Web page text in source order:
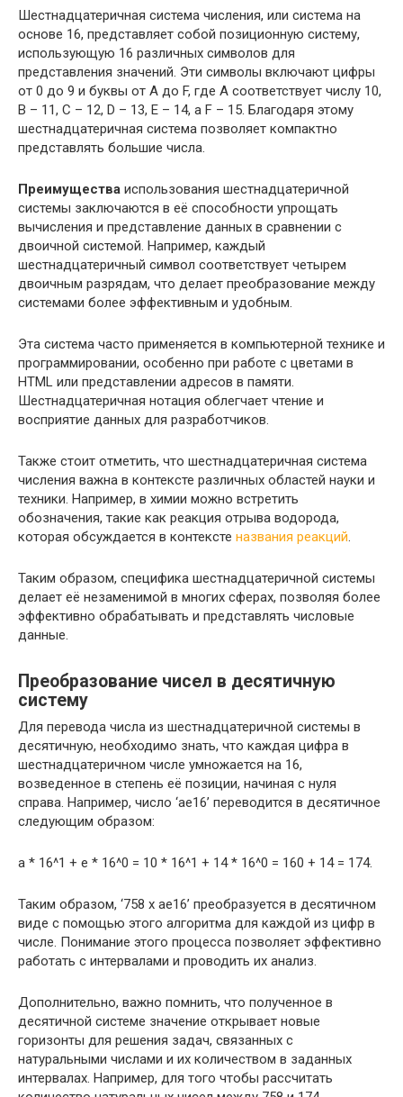
Шестнадцатеричная система числения, или система на
основе 16, представляет собой позиционную систему,
использующую 16 различных символов для
представления значений. Эти символы включают цифры
от 0 до 9 и буквы от A до F, где A соответствует числу 10,
B – 11, C – 12, D – 13, E – 14, а F – 15. Благодаря этому
шестнадцатеричная система позволяет компактно
представлять большие числа.
Преимущества использования шестнадцатеричной
системы заключаются в её способности упрощать
вычисления и представление данных в сравнении с
двоичной системой. Например, каждый
шестнадцатеричный символ соответствует четырем
двоичным разрядам, что делает преобразование между
системами более эффективным и удобным.
Эта система часто применяется в компьютерной технике и
программировании, особенно при работе с цветами в
HTML или представлении адресов в памяти.
Шестнадцатеричная нотация облегчает чтение и
восприятие данных для разработчиков.
Также стоит отметить, что шестнадцатеричная система
числения важна в контексте различных областей науки и
техники. Например, в химии можно встретить
обозначения, такие как реакция отрыва водорода,
которая обсуждается в контексте названия реакций.
Таким образом, специфика шестнадцатеричной системы
делает её незаменимой в многих сферах, позволяя более
эффективно обрабатывать и представлять числовые
данные.
Преобразование чисел в десятичную
систему
Для перевода числа из шестнадцатеричной системы в
десятичную, необходимо знать, что каждая цифра в
шестнадцатеричном числе умножается на 16,
возведенное в степень её позиции, начиная с нуля
справа. Например, число ‘ae16’ переводится в десятичное
следующим образом:
а * 16^1 + e * 16^0 = 10 * 16^1 + 14 * 16^0 = 160 + 14 = 174.
Таким образом, ‘758 x ae16’ преобразуется в десятичном
виде с помощью этого алгоритма для каждой из цифр в
числе. Понимание этого процесса позволяет эффективно
работать с интервалами и проводить их анализ.
Дополнительно, важно помнить, что полученное в
десятичной системе значение открывает новые
горизонты для решения задач, связанных с
натуральными числами и их количеством в заданных
интервалах. Например, для того чтобы рассчитать